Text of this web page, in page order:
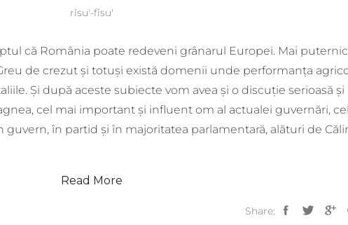
rîsu'-fîsu'
că România poate redeveni grânarul Europei. Mai
de crezut şi totuşi există domenii unde performanţa
Şi după aceste subiecte vom avea şi o discuţie serioasă şi
cel mai important şi influent om al actualei guvernări,
în partid şi în majoritatea parlamentară, alături de
Read More
Share: